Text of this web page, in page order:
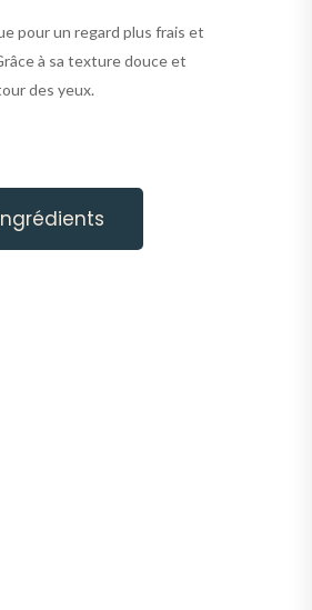
pour un regard plus frais et
à sa texture douce et
des yeux.